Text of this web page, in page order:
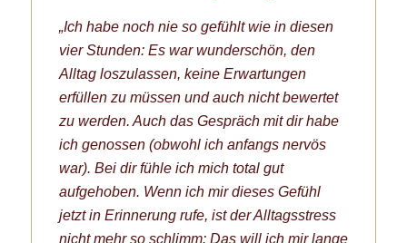
„Ich habe noch nie so gefühlt wie in diesen
vier Stunden: Es war wunderschön, den
Alltag loszulassen, keine Erwartungen
erfüllen zu müssen und auch nicht bewertet
zu werden. Auch das Gespräch mit dir habe
ich genossen (obwohl ich anfangs nervös
war). Bei dir fühle ich mich total gut
aufgehoben. Wenn ich mir dieses Gefühl
jetzt in Erinnerung rufe, ist der Alltagsstress
nicht mehr so schlimm: Das will ich mir lange